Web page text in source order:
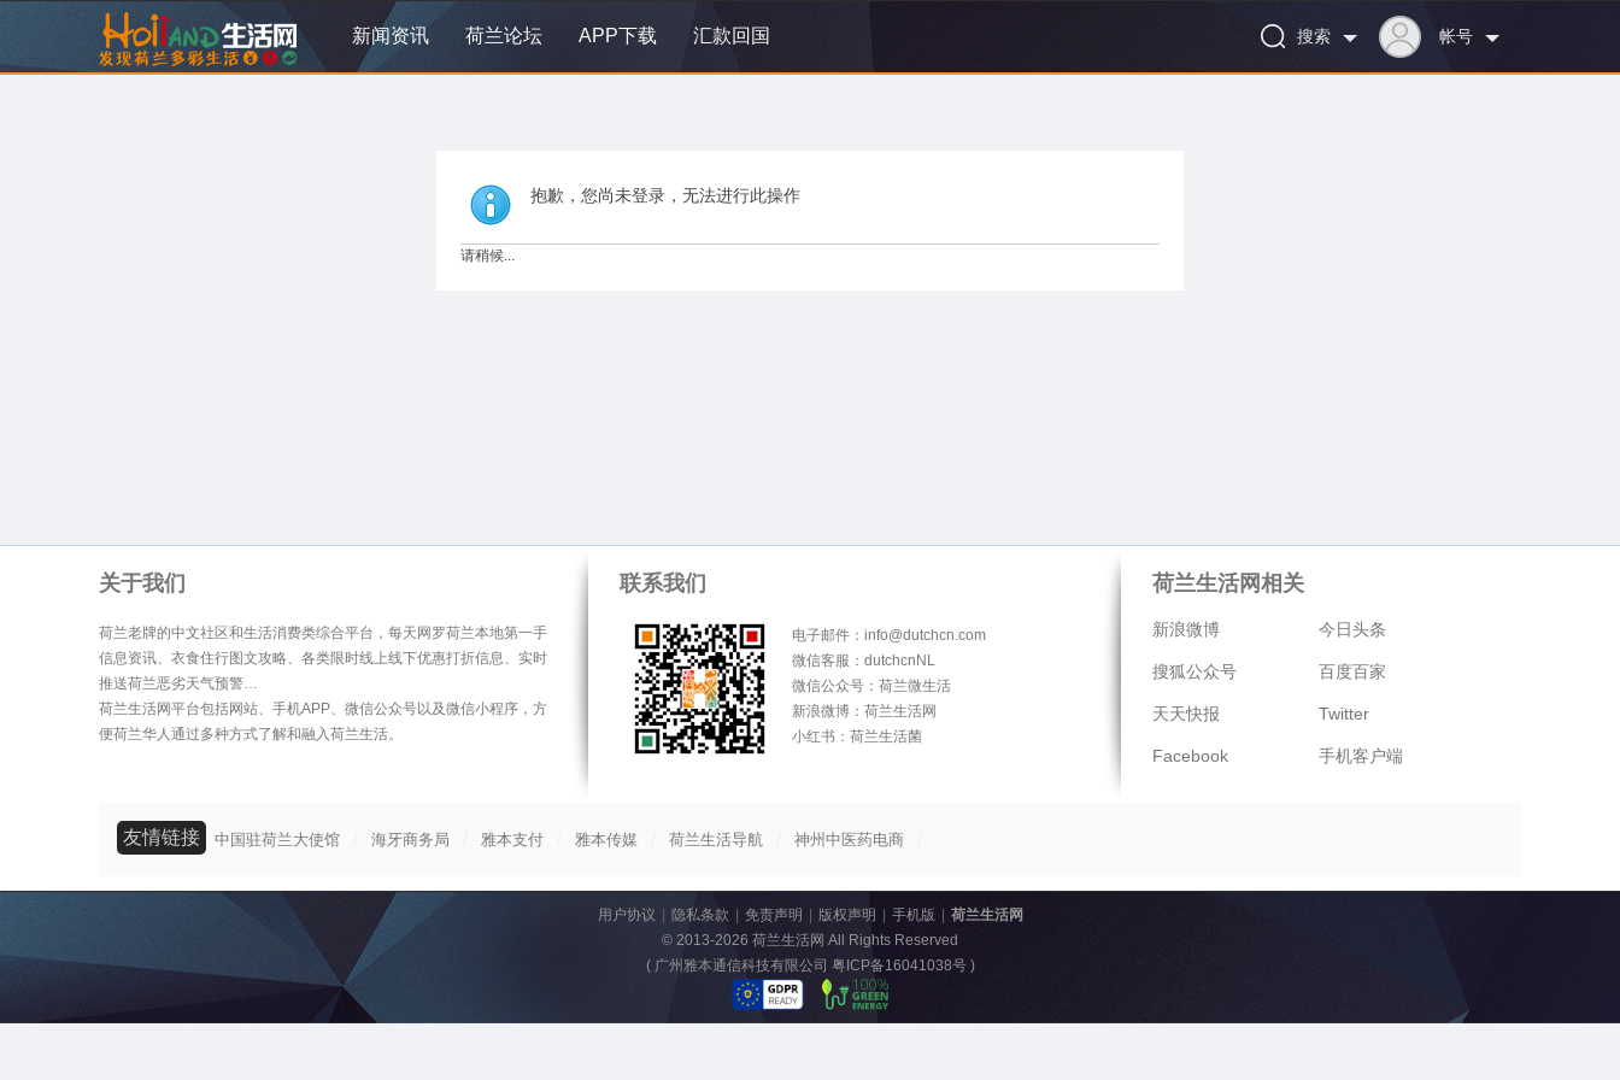
新闻资讯 荷兰论坛 APP下载 汇款回国 帐号
搜索
抱歉，您尚未登录，无法进行此操作
请稍候...
关于我们
荷兰老牌的中文社区和生活消费类综合平台，每天网罗荷兰本地第一手
信息资讯、衣食住行图文攻略、各类限时线上线下优惠打折信息、实时
推送荷兰恶劣天气预警…
荷兰生活网平台包括网站、手机APP、微信公众号以及微信小程序，方
便荷兰华人通过多种方式了解和融入荷兰生活。
联系我们
电子邮件：info@dutchcn.com
微信客服：dutchcnNL
微信公众号：荷兰微生活
新浪微博：荷兰生活网
小红书：荷兰生活菌
荷兰生活网相关
新浪微博 今日头条
搜狐公众号 百度百家
天天快报 Twitter
Facebook 手机客户端
友情链接 中国驻荷兰大使馆 海牙商务局 雅本支付 雅本传媒 荷兰生活导航 神州中医药电商
用户协议 隐私条款 免责声明 版权声明 手机版
荷兰生活网
© 2013-2026 荷兰生活网 All Rights Reserved
( 广州雅本通信科技有限公司 粤ICP备16041038号)